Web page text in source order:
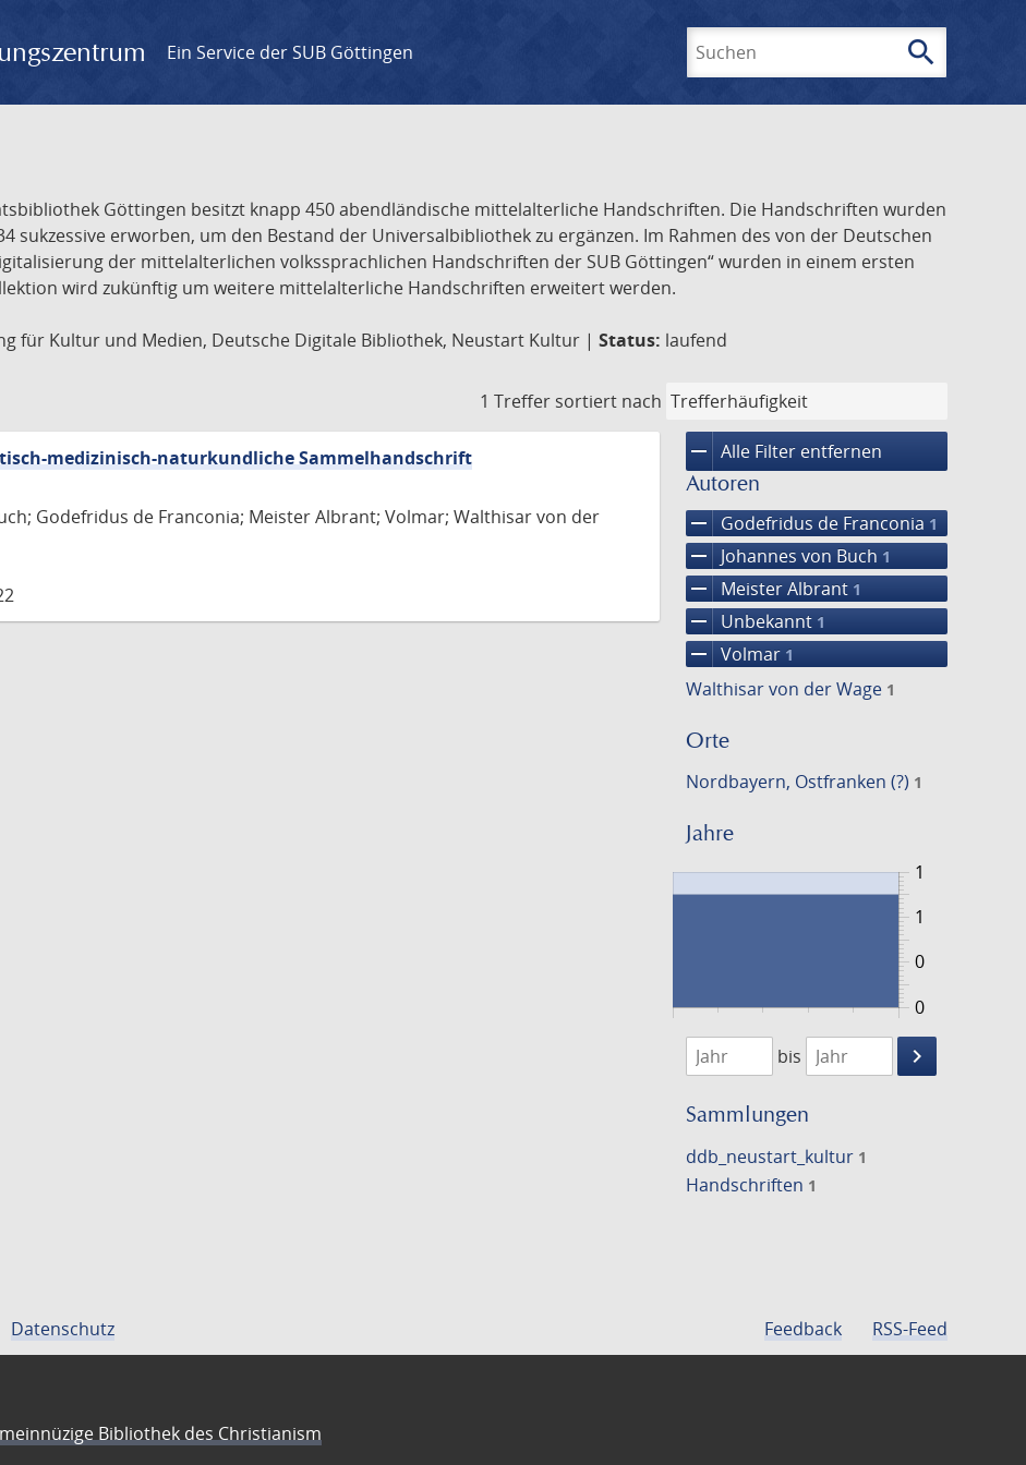
Ein Service der SUB Göttingen search
Göttingen besitzt knapp 450 abendländische mittelalterliche Handschriften. Die Handschriften wurden
sukzessive erworben, um den Bestand der Universalbibliothek zu ergänzen. Im Rahmen des von der Deutschen
der mittelalterlichen volkssprachlichen Handschriften der SUB Göttingen“ wurden in einem ersten
wird zukünftig um weitere mittelalterliche Handschriften erweitert werden.
für Kultur und Medien, Deutsche Digitale Bibliothek, Neustart Kultur | Status: laufend
1 Treffer sortiert nach
remove Alle Filter entfernen
Autoren
remove Godefridus de Franconia 1
remove Johannes von Buch 1
remove Meister Albrant 1
remove Unbekannt 1
remove Volmar 1
Walthisar von der Wage 1
Orte
Nordbayern, Ostfranken (?) 1
Jahre
0
1
0
1
1474
1475
bis
keyboard_arrow_right
Suche
Sammlungen
ddb_neustart_kultur 1
Handschriften 1
medizinisch-naturkundliche Sammelhandschrift
Godefridus de Franconia; Meister Albrant; Volmar; Walthisar von der
Datenschutz Feedback RSS-Feed
Bibliothek des Christianism